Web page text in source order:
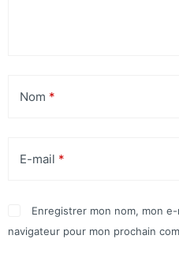
Nom *
E-mail *
Enregistrer mon nom, mon
navigateur pour mon prochain